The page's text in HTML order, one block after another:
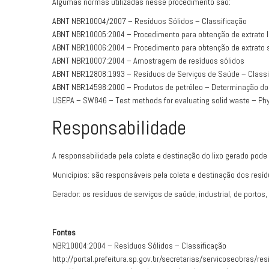
ABNT NBR10004/2007 – Resíduos Sólidos – Classificação
ABNT NBR10005:2004 – Procedimento para obtenção de
ABNT NBR10006:2004 – Procedimento para obtenção de
ABNT NBR10007:2004 – Amostragem de resíduos sólidos
ABNT NBR12808:1993 – Resíduos de Serviços de Saúde –
ABNT NBR14598:2000 – Produtos de petróleo – Determinação
USEPA – SW846 – Test methods for evaluating solid waste –
Responsabilidade
A responsabilidade pela coleta e destinação do lixo gerado
Municípios: são responsáveis pela coleta e destinação dos
Gerador: os resíduos de serviços de saúde, industrial, de
Fontes
NBR10004:2004 – Resíduos Sólidos – Classificação
http://portal.prefeitura.sp.gov.br/secretarias/servicoseobras/